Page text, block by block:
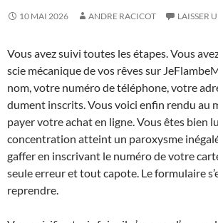
10 MAI 2026 ANDRE RACICOT LAISSER
Vous avez suivi toutes les étapes. Vous
scie mécanique de vos rêves sur
nom, votre numéro de téléphone, votre
dument inscrits. Vous voici enfin rendu au
payer votre achat en ligne. Vous êtes bien
concentration atteint un paroxysme
gaffer en inscrivant le numéro de votre
seule erreur et tout capote. Le formulaire
reprendre.